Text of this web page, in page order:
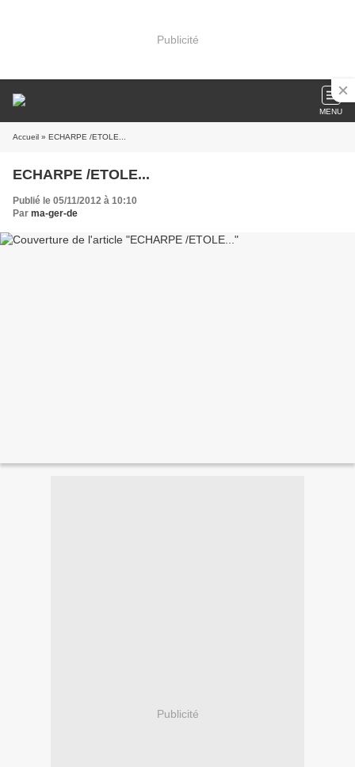
Publicité
MENU
Accueil » ECHARPE /ETOLE...
ECHARPE /ETOLE...
Publié le 05/11/2012 à 10:10
Par ma-ger-de
Publicité